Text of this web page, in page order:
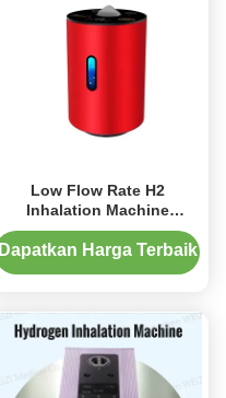
Low Flow Rate H2
Inhalation Machine
Portable Hydrogen Gas
Inhaler Non Noise
Dapatkan Harga Terbaik